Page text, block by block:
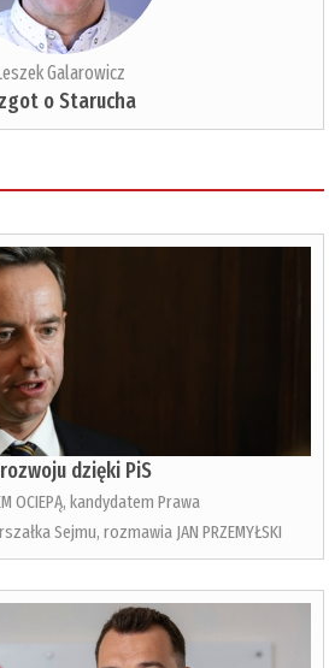
Galarowicz
o Starucha
dzięki PiS
OCIEPĄ, kandydatem Prawa
Sejmu, rozmawia JAN PRZEMYŁSKI